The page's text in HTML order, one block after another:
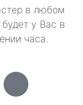
в любом
у Вас в
часа.